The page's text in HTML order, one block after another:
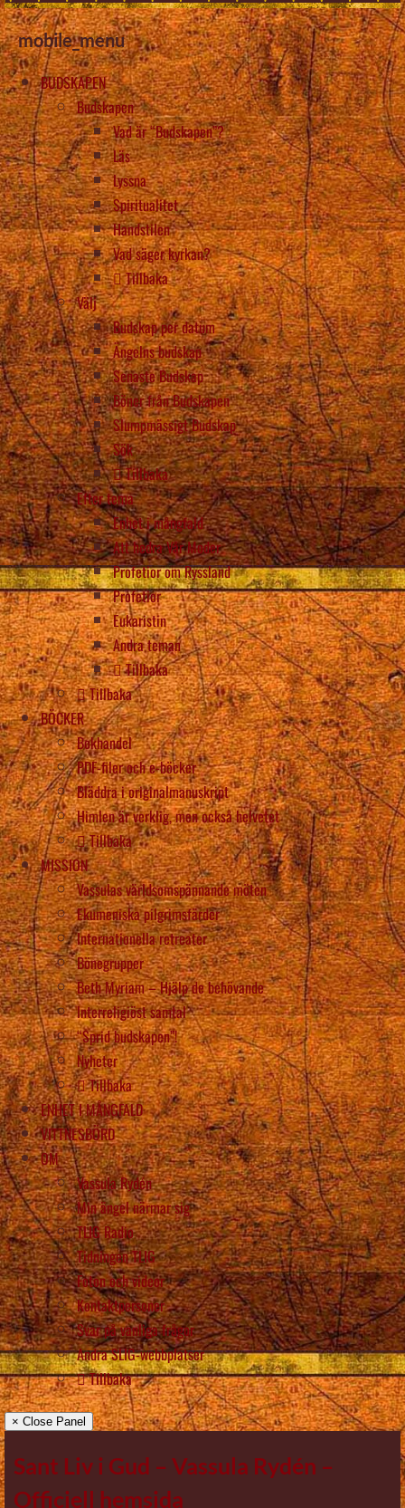
mobile_menu
BUDSKAPEN
Budskapen
Vad är “Budskapen”?
Läs
Lyssna
Spiritualitet
Handstilen
Vad säger kyrkan?
Tillbaka
Välj
Budskap per datum
Ängelns budskap
Senaste Budskap
Böner från Budskapen
Slumpmässigt Budskap
Sök
Tillbaka
Efter tema
Enhet i mångfald
Att hedra Vår Moder
Profetior om Ryssland
Profetior
Eukaristin
Andra teman
Tillbaka
Tillbaka
BÖCKER
Bokhandel
PDF-filer och e-böcker
Bläddra i originalmanuskript
Himlen är verklig, men också helvetet
Tillbaka
MISSION
Vassulas världsomspännande möten
Ekumeniska pilgrimsfärder
Internationella retreater
Bönegrupper
Beth Myriam – Hjälp de behövande
Interreligiöst samtal
“Sprid budskapen”!
Nyheter
Tillbaka
ENHET I MÅNGFALD
VITTNESBÖRD
OM
Vassula Rydén
Min ängel närmar sig
TLIG Radio
Tidningen TLIG
Foton och videor
Kontaktpersoner
Svar på vanliga frågor
Andra SLIG-webbplatser
Tillbaka
× Close Panel
Sant Liv i Gud – Vassula Rydén –
Officiell hemsida